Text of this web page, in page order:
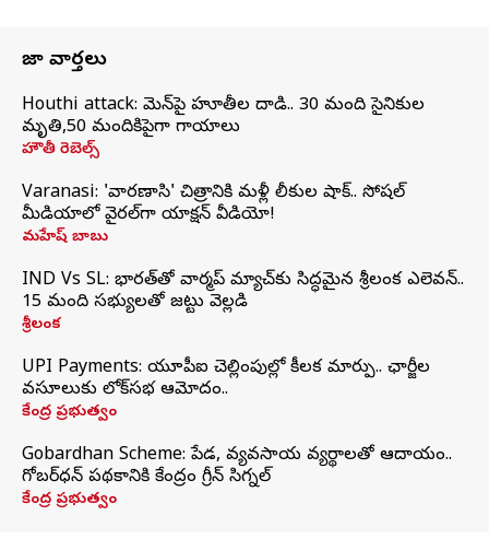
తాజా వార్తలు
Houthi attack: యెమెన్‌పై హూతీల దాడి.. 30 మంది సైనికుల
మృతి,50 మందికిపైగా గాయాలు
హౌతీ రెబెల్స్
Varanasi: 'వారణాసి' చిత్రానికి మళ్లీ లీకుల షాక్.. సోషల్
మీడియాలో వైరల్‌గా యాక్షన్ వీడియో!
మహేష్ బాబు
IND Vs SL: భారత్‌తో వార్మప్‌ మ్యాచ్‌కు సిద్ధమైన శ్రీలంక ఎలెవన్..
15 మంది సభ్యులతో జట్టు వెల్లడి
శ్రీలంక
UPI Payments: యూపీఐ చెల్లింపుల్లో కీలక మార్పు.. ఛార్జీల
వసూలుకు లోక్‌సభ ఆమోదం..
కేంద్ర ప్రభుత్వం
Gobardhan Scheme: పేడ, వ్యవసాయ వ్యర్థాలతో ఆదాయం..
గోబర్‌ధన్ పథకానికి కేంద్రం గ్రీన్ సిగ్నల్
కేంద్ర ప్రభుత్వం